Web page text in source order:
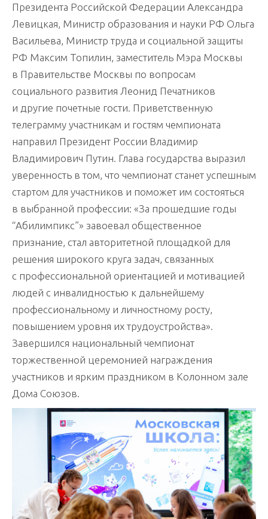
Президента Российской Федерации Александра
Левицкая, Министр образования и науки РФ Ольга
Васильева, Министр труда и социальной защиты
РФ Максим Топилин, заместитель Мэра Москвы
в Правительстве Москвы по вопросам
социального развития Леонид Печатников
и другие почетные гости. Приветственную
телеграмму участникам и гостям чемпионата
направил Президент России Владимир
Владимирович Путин. Глава государства выразил
уверенность в том, что чемпионат станет успешным
стартом для участников и поможет им состояться
в выбранной профессии: «За прошедшие годы
“Абилимпикс”» завоевал общественное
признание, стал авторитетной площадкой для
решения широкого круга задач, связанных
с профессиональной ориентацией и мотивацией
людей с инвалидностью к дальнейшему
профессиональному и личностному росту,
повышением уровня их трудоустройства».
Завершился национальный чемпионат
торжественной церемонией награждения
участников и ярким праздником в Колонном зале
Дома Союзов.